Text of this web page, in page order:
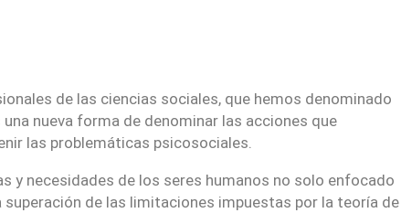
de las ciencias sociales, que hemos denominado
nueva forma de denominar las acciones que
las problemáticas psicosociales.
y necesidades de los seres humanos no solo enfocado
de las limitaciones impuestas por la teoría de